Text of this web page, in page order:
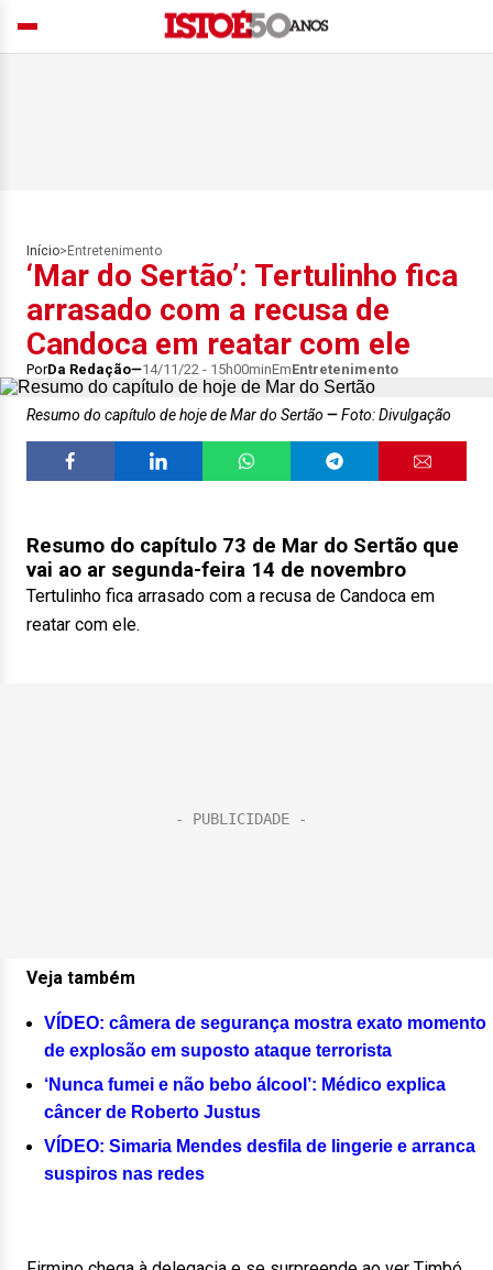
Início> Entretenimento
‘Mar do Sertão’: Tertulinho fica
arrasado com a recusa de
Candoca em reatar com ele
PorDa Redação 14/11/22 - 15h00minEmEntretenimento
Resumo do capítulo de hoje de Mar do Sertão Foto: Divulgação
Resumo do capítulo 73 de Mar do Sertão que
vai ao ar segunda-feira 14 de novembro
Tertulinho fica arrasado com a recusa de Candoca em
reatar com ele.
Veja também
VÍDEO: câmera de segurança mostra exato momento
de explosão em suposto ataque terrorista
‘Nunca fumei e não bebo álcool’: Médico explica
câncer de Roberto Justus
VÍDEO: Simaria Mendes desfila de lingerie e arranca
suspiros nas redes